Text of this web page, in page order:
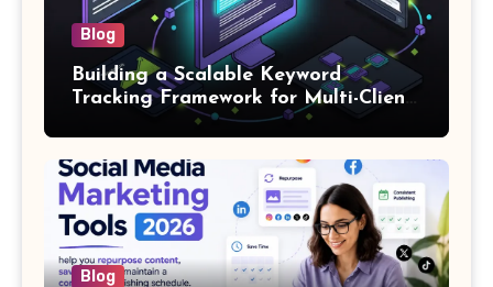
Blog
Building a Scalable Keyword
Tracking Framework for Multi-Client
SEO Agencies
Blog